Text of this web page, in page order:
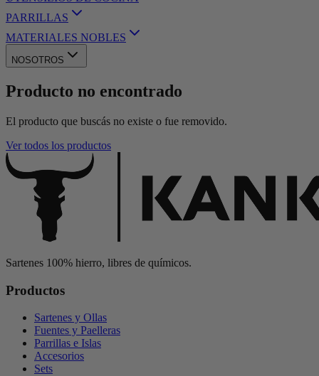
PARRILLAS
MATERIALES NOBLES
NOSOTROS
Producto no encontrado
El producto que buscás no existe o fue removido.
Ver todos los productos
Sartenes 100% hierro, libres de químicos.
Productos
Sartenes y Ollas
Fuentes y Paelleras
Parrillas e Islas
Accesorios
Sets